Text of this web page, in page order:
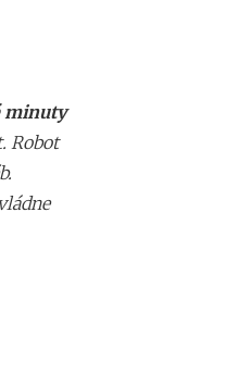
minuty
Robot